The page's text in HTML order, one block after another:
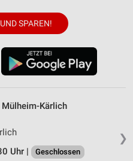
SPAREN!
❯
Mülheim-Kärlich
Uhr |
Geschlossen